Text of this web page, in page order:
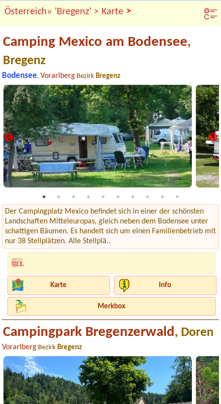
Österreich» 'Bregenz' > Karte >
Camping Mexico am Bodensee,
Bregenz
Bodensee, Vorarlberg BezirkBregenz
Der Campingplatz Mexico befindet sich in einer der schönsten
Landschaften Mitteleuropas, gleich neben dem Bodensee unter
schattigen Bäumen. Es handelt sich um einen Familienbetrieb mit
nur 38 Stellplätzen. Alle Stellplä..
Karte Info
Merkbox
Campingpark Bregenzerwald, Doren
Vorarlberg BezirkBregenz